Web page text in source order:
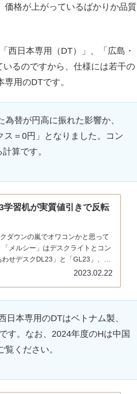
価格が上がっているばかりか品質
西日本専用（DT）」、「広島・
るのですから、仕様には若干の
用のDTです。
替が円高に振れた影響か、
＝0円」となりました。コン
算です。
習机が実質値引きで反転
ダウンの嵐でオワコンかと思って
メルシー」はデスクライトとコン
せデスクDL23」と「GL23」、
係なくシレッと値下げされていま
2023.02.22
本専用のDTはベトナム製、
す。なお、2024年度のHは中国
ください。